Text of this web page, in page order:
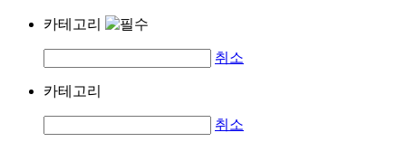
카테고리
취소
카테고리
취소